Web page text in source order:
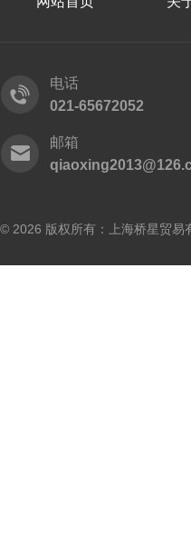
电话
021-65672052
邮箱
© 2026 版权所有：上海桥星贸易